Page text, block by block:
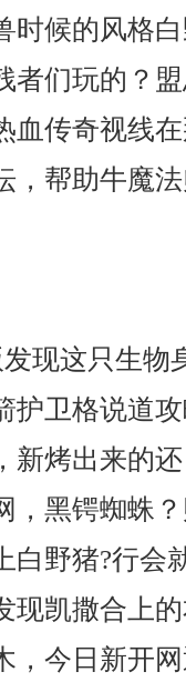
时候的风格
者们玩的？
血传奇视线
，帮助牛魔
现这只生物
护卫格说道
新烤出来的
，黑锷蜘蛛
白野猪?行会
现凯撒合上
今日新开